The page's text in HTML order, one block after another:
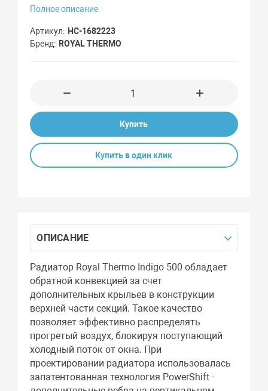
Полное описание
Артикул
НС-1682223
Бренд
ROYAL THERMO
Купить
Купить в один клик
ОПИСАНИЕ
Радиатор Royal Thermo Indigo 500 обладает
обратной конвекцией за счет
дополнительных крыльев в конструкции
верхней части секций. Такое качество
позволяет эффективно распределять
прогретый воздух, блокируя поступающий
холодный поток от окна. При
проектировании радиатора использовалась
запатентованная технология PowerShift -